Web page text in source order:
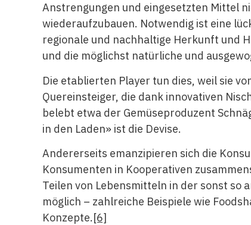
Anstrengungen und eingesetzten Mittel
wiederaufzubauen. Notwendig ist eine
regionale und nachhaltige Herkunft und
und die möglichst natürliche und
Die etablierten Player tun dies, weil sie
Quereinsteiger, die dank innovativen
belebt etwa der Gemüseproduzent
in den Laden» ist die Devise.
Andererseits emanzipieren sich die
Konsumenten in Kooperativen
Teilen von Lebensmitteln in der sonst so
möglich – zahlreiche Beispiele wie
Konzepte.[6]